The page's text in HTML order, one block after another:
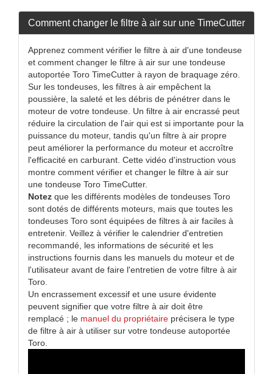
Comment changer le filtre à air sur une TimeCutter
Apprenez comment vérifier le filtre à air d'une tondeuse
et comment changer le filtre à air sur une tondeuse
autoportée Toro TimeCutter à rayon de braquage zéro.
Sur les tondeuses, les filtres à air empêchent la
poussière, la saleté et les débris de pénétrer dans le
moteur de votre tondeuse. Un filtre à air encrassé peut
réduire la circulation de l'air qui est si importante pour la
puissance du moteur, tandis qu'un filtre à air propre
peut améliorer la performance du moteur et accroître
l'efficacité en carburant. Cette vidéo d'instruction vous
montre comment vérifier et changer le filtre à air sur
une tondeuse Toro TimeCutter.
Notez que les différents modèles de tondeuses Toro
sont dotés de différents moteurs, mais que toutes les
tondeuses Toro sont équipées de filtres à air faciles à
entretenir. Veillez à vérifier le calendrier d'entretien
recommandé, les informations de sécurité et les
instructions fournis dans les manuels du moteur et de
l'utilisateur avant de faire l'entretien de votre filtre à air
Toro.
Un encrassement excessif et une usure évidente
peuvent signifier que votre filtre à air doit être
remplacé ; le manuel du propriétaire précisera le type
de filtre à air à utiliser sur votre tondeuse autoportée
Toro.